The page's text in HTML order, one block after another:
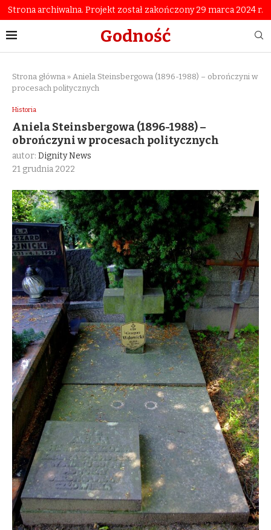
Strona archiwalna. Projekt został zakończony 29 marca 2024 r.
Godność
Strona główna » Aniela Steinsbergowa (1896-1988) – obrończyni w
procesach politycznych
Historia
Aniela Steinsbergowa (1896-1988) –
obrończyni w procesach politycznych
autor: Dignity News
21 grudnia 2022